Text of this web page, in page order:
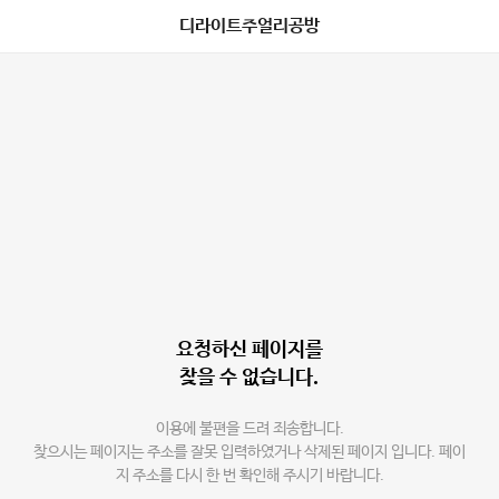
디라이트주얼리공방
요청하신 페이지를
찾을 수 없습니다.
이용에 불편을 드려 죄송합니다.
찾으시는 페이지는 주소를 잘못 입력하였거나 삭제된 페이지 입니다. 페이
지 주소를 다시 한 번 확인해 주시기 바랍니다.